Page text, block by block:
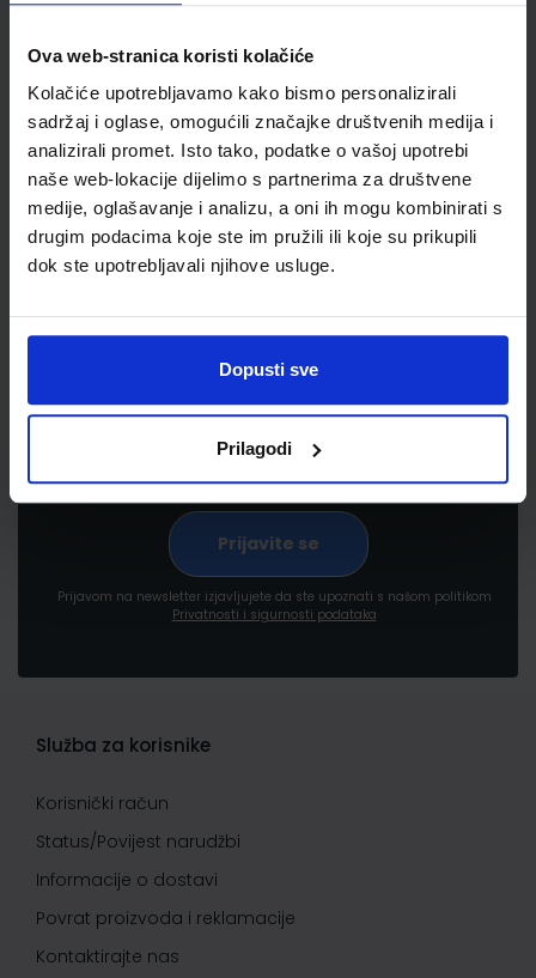
Ova web-stranica koristi kolačiće
Kolačiće upotrebljavamo kako bismo personalizirali
sadržaj i oglase, omogućili značajke društvenih medija i
analizirali promet. Isto tako, podatke o vašoj upotrebi
naše web-lokacije dijelimo s partnerima za društvene
medije, oglašavanje i analizu, a oni ih mogu kombinirati s
drugim podacima koje ste im pružili ili koje su prikupili
dok ste upotrebljavali njihove usluge.
Dopusti sve
Prilagodi
Newsletter prijava
Prijavite se kako bi primali informacije o novim
proizvodima i uslugama, akcijama i drugim
Prijavom na newsletter izjavljujete da ste upoznati s našom politikom
Privatnosti i sigurnosti podataka
Služba za korisnike
Korisnički račun
Status/Povijest narudžbi
Informacije o dostavi
Povrat proizvoda i reklamacije
Kontaktirajte nas